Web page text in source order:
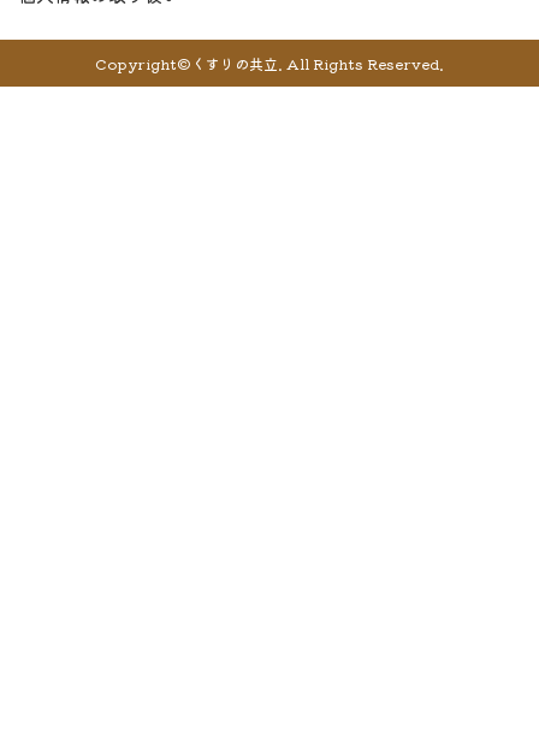
Copyright©くすりの共立. All Rights Reserved.